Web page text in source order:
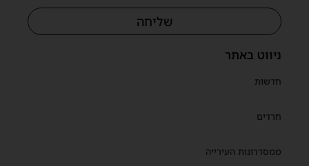
ניווט באתר
חדשות
חרדים
ממסדרונות העירייה
שליחה